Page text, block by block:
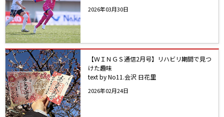
2026年03月30日
【ＷＩＮＧＳ通信2月号】リハビリ期間で見つ
けた趣味
text by No11.会沢 日花里
2026年02月24日